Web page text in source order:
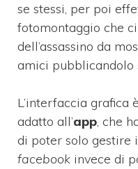
se stessi, per poi
fotomontaggio che
dell’assassino da
amici pubblicandolo
L’interfaccia grafica
adatto all’app, che
di poter solo gestire
facebook invece di